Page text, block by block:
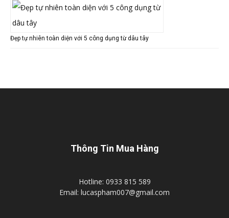
Đẹp tự nhiên toàn diện với 5 công dụng từ dâu tây
Thông Tin Mua Hàng
Hotline: 0933 815 589
Email: lucaspham007@gmail.com